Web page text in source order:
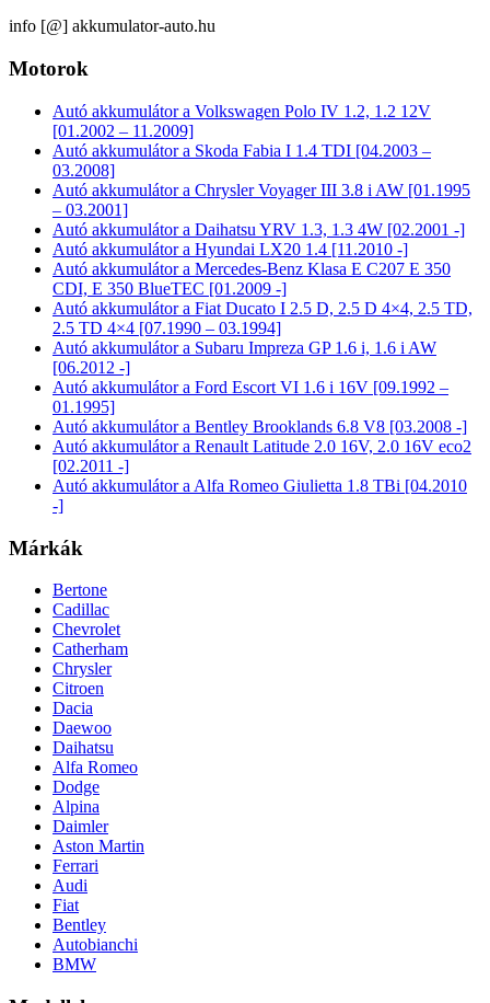
info [@] akkumulator-auto.hu
Motorok
Autó akkumulátor a Volkswagen Polo IV 1.2, 1.2 12V
[01.2002 – 11.2009]
Autó akkumulátor a Skoda Fabia I 1.4 TDI [04.2003 –
03.2008]
Autó akkumulátor a Chrysler Voyager III 3.8 i AW [01.1995
– 03.2001]
Autó akkumulátor a Daihatsu YRV 1.3, 1.3 4W [02.2001 -]
Autó akkumulátor a Hyundai LX20 1.4 [11.2010 -]
Autó akkumulátor a Mercedes-Benz Klasa E C207 E 350
CDI, E 350 BlueTEC [01.2009 -]
Autó akkumulátor a Fiat Ducato I 2.5 D, 2.5 D 4×4, 2.5 TD,
2.5 TD 4×4 [07.1990 – 03.1994]
Autó akkumulátor a Subaru Impreza GP 1.6 i, 1.6 i AW
[06.2012 -]
Autó akkumulátor a Ford Escort VI 1.6 i 16V [09.1992 –
01.1995]
Autó akkumulátor a Bentley Brooklands 6.8 V8 [03.2008 -]
Autó akkumulátor a Renault Latitude 2.0 16V, 2.0 16V eco2
[02.2011 -]
Autó akkumulátor a Alfa Romeo Giulietta 1.8 TBi [04.2010
-]
Márkák
Bertone
Cadillac
Chevrolet
Catherham
Chrysler
Citroen
Dacia
Daewoo
Daihatsu
Alfa Romeo
Dodge
Alpina
Daimler
Aston Martin
Ferrari
Audi
Fiat
Bentley
Autobianchi
BMW